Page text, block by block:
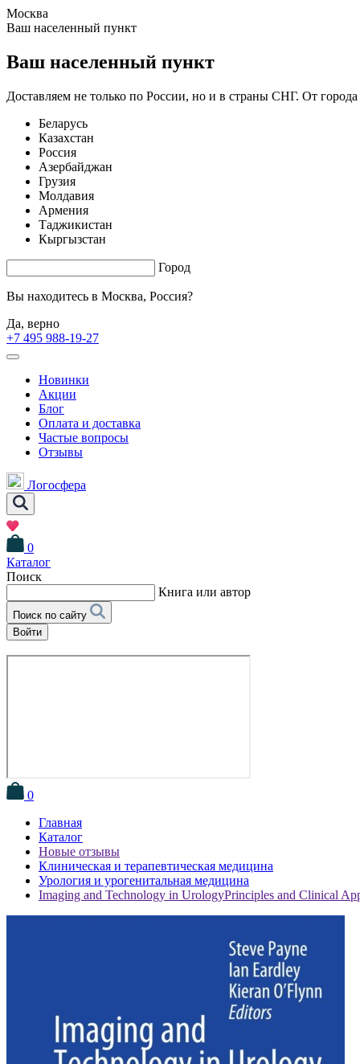
Москва
Ваш населенный пункт
Ваш населенный пункт
Доставляем не только по России, но и в страны СНГ. От
Беларусь
Казахстан
Россия
Азербайджан
Грузия
Молдавия
Армения
Таджикистан
Кыргызстан
Город
Вы находитесь в Москва, Россия?
Да, верно
+7 495 988-19-27
Новинки
Акции
Блог
Оплата и доставка
Частые вопросы
Отзывы
Логосфера
0
Каталог
Поиск
Книга или автор
Поиск по сайту
Войти
0
Главная
Каталог
Новые отзывы
Клиническая и терапевтическая медицина
Урология и урогенитальная медицина
Imaging and Technology in UrologyPrinciples and Clinical